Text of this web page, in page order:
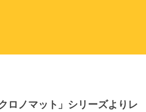
ロノマット」シリーズよりレ